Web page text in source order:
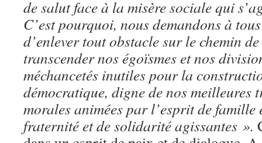
de salut face à la misère sociale qui
C’est pourquoi, nous demandons à
d’enlever tout obstacle sur le chemin
transcender nos égoïsmes et nos
méchancetés inutiles pour la
démocratique, digne de nos meilleures
morales animées par l’esprit de famille
fraternité et de solidarité agissantes ».